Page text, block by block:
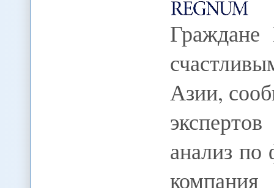
Граждане
Азии,
анализ по